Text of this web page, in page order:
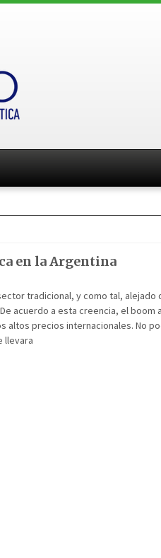
en la Argentina
tradicional, y como tal, alejado
acuerdo a esta creencia, el boom
altos precios internacionales. No
llevara